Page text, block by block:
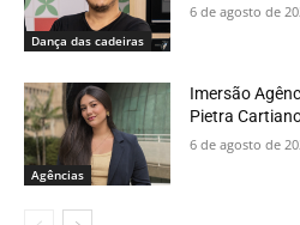
Dança das cadeiras
6 de agosto de
Agências
Imersão
Pietra
6 de agosto de